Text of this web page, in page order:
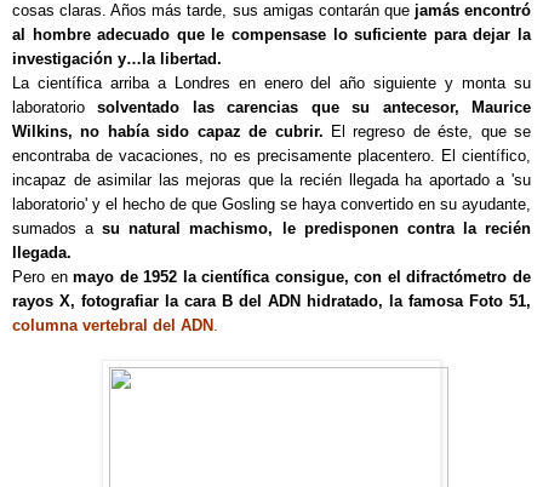
cosas claras. Años más tarde, sus amigas contarán que jamás encontró
al hombre adecuado que le compensase lo suficiente para dejar la
investigación y…la libertad.
La científica arriba a Londres en enero del año siguiente y monta su
laboratoriosolventado las carencias que su antecesor, Maurice
Wilkins, no había sido capaz de cubrir. El regreso de éste, que se
encontraba de vacaciones, no es precisamente placentero. El científico,
incapaz de asimilar las mejoras que la recién llegada ha aportado a 'su
laboratorio' y el hecho de que Gosling se haya convertido en su ayudante,
sumados asu natural machismo, le predisponen contra la recién
llegada.
Pero enmayo de 1952 la científica consigue, con el difractómetro de
rayos X, fotografiar la cara B del ADN hidratado, la famosa Foto 51,
columna vertebral del ADN .